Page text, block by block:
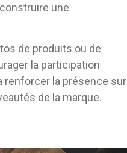
une
de produits ou de
la participation
renforcer la présence sur
de la marque.